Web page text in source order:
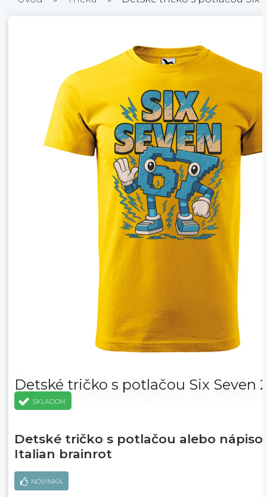
Detské tričko s potlačou Six Seven
SKLADOM
Detské tričko s potlačou alebo
Italian brainrot
NOVINKA